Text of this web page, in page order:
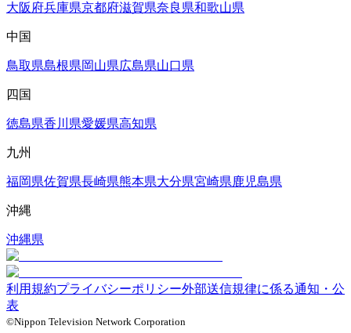
大阪府兵庫県京都府滋賀県奈良県和歌山県
中国
鳥取県島根県岡山県広島県山口県
四国
徳島県香川県愛媛県高知県
九州
福岡県佐賀県長崎県熊本県大分県宮崎県鹿児島県
沖縄
沖縄県
利用規約プライバシーポリシー外部送信規律に係る通知・公
表
©Nippon Television Network Corporation